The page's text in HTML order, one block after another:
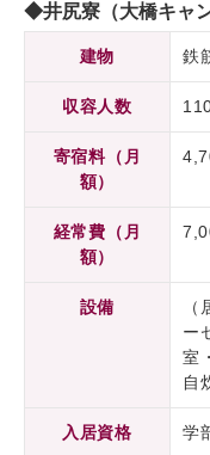
◆井尻寮（大橋キャ
建物 鉄
収容人数
寄宿料（月
額）
経常費（月
額）
設備
ー
室
自
入居資格 学